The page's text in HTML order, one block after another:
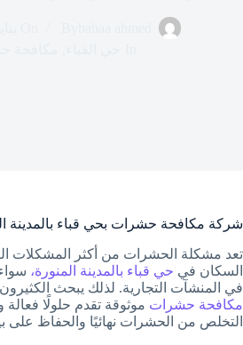
شركة مكافحة حشرات بحي قباء بالمدينة
تعد مشكلة الحشرات من أكثر المشكلات
السكان في حي قباء بالمدينة المنورة،
في المنشآت التجارية. لذلك يبحث
مكافحة حشرات موثوقة تقدم حلولًا
التخلص من الحشرات نهائيًا والحفاظ على